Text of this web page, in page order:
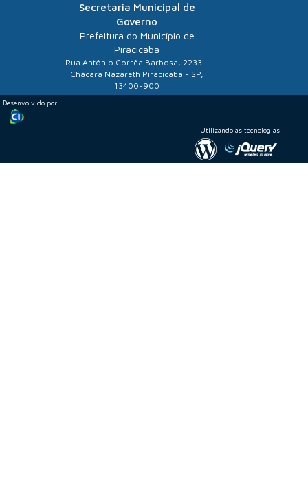
Secretaria Municipal de
Governo
Prefeitura do Município de
Piracicaba
Rua Antônio Corrêa Barbosa, 2233 -
Chácara Nazareth Piracicaba - SP,
13400-900
Desenvolvido por
Utilizando as tecnologias